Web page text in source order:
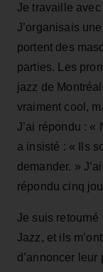
Je travaille
J’organisais
portent des
parties. Les
jazz de
vraiment cool,
J’ai répondu : «
a insisté : « Ils
demander. »
répondu cinq
Je suis retourné
Jazz, et ils
d’annoncer